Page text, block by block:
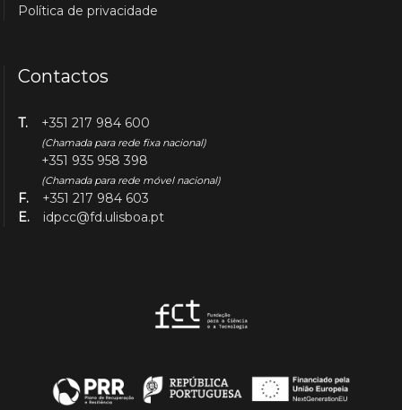
Política de privacidade
Contactos
T. +351 217 984 600
(Chamada para rede fixa nacional)
+351 935 958 398
(Chamada para rede móvel nacional)
F.
+351 217 984 603
E.
idpcc@fd.ulisboa.pt